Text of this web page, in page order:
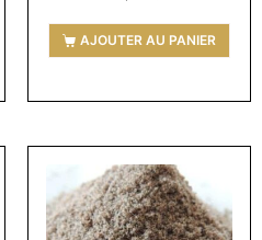
AJOUTER AU PANIER